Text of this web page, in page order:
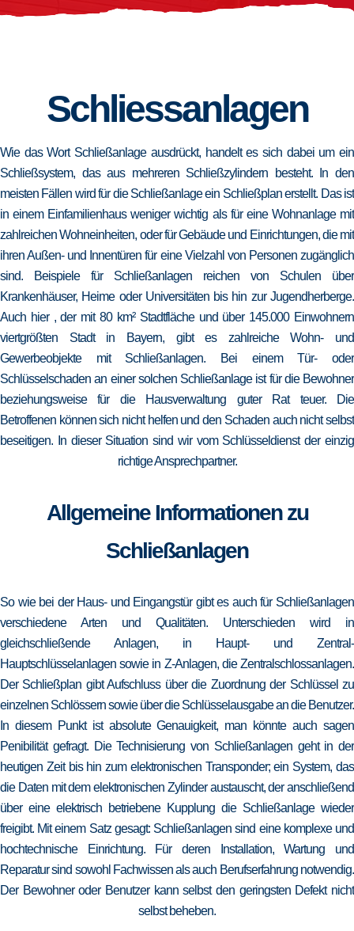
Schliessanlagen
Wie das Wort Schließanlage ausdrückt, handelt es sich dabei um ein
Schließsystem, das aus mehreren Schließzylindern besteht. In den
meisten Fällen wird für die Schließanlage ein Schließplan erstellt. Das ist
in einem Einfamilienhaus weniger wichtig als für eine Wohnanlage mit
zahlreichen Wohneinheiten, oder für Gebäude und Einrichtungen, die mit
ihren Außen- und Innentüren für eine Vielzahl von Personen zugänglich
sind. Beispiele für Schließanlagen reichen von Schulen über
Krankenhäuser, Heime oder Universitäten bis hin zur Jugendherberge.
Auch hier , der mit 80 km² Stadtfläche und über 145.000 Einwohnern
viertgrößten Stadt in Bayern, gibt es zahlreiche Wohn- und
Gewerbeobjekte mit Schließanlagen. Bei einem Tür- oder
Schlüsselschaden an einer solchen Schließanlage ist für die Bewohner
beziehungsweise für die Hausverwaltung guter Rat teuer. Die
Betroffenen können sich nicht helfen und den Schaden auch nicht selbst
beseitigen. In dieser Situation sind wir vom Schlüsseldienst der einzig
richtige Ansprechpartner.
Allgemeine Informationen zu
Schließanlagen
So wie bei der Haus- und Eingangstür gibt es auch für Schließanlagen
verschiedene Arten und Qualitäten. Unterschieden wird in
gleichschließende Anlagen, in Haupt- und Zentral-
Hauptschlüsselanlagen sowie in Z-Anlagen, die Zentralschlossanlagen.
Der Schließplan gibt Aufschluss über die Zuordnung der Schlüssel zu
einzelnen Schlössern sowie über die Schlüsselausgabe an die Benutzer.
In diesem Punkt ist absolute Genauigkeit, man könnte auch sagen
Penibilität gefragt. Die Technisierung von Schließanlagen geht in der
heutigen Zeit bis hin zum elektronischen Transponder; ein System, das
die Daten mit dem elektronischen Zylinder austauscht, der anschließend
über eine elektrisch betriebene Kupplung die Schließanlage wieder
freigibt. Mit einem Satz gesagt: Schließanlagen sind eine komplexe und
hochtechnische Einrichtung. Für deren Installation, Wartung und
Reparatur sind sowohl Fachwissen als auch Berufserfahrung notwendig.
Der Bewohner oder Benutzer kann selbst den geringsten Defekt nicht
selbst beheben.